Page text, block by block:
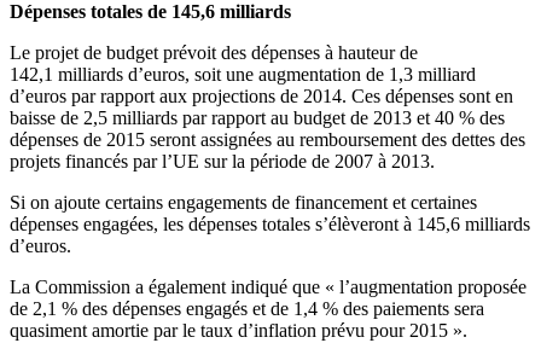
Dépenses totales de 145,6 milliards
Le projet de budget prévoit des dépenses à hauteur de
142,1 milliards d’euros, soit une augmentation de 1,3 milliard
d’euros par rapport aux projections de 2014. Ces dépenses sont en
baisse de 2,5 milliards par rapport au budget de 2013 et 40 % des
dépenses de 2015 seront assignées au remboursement des dettes des
projets financés par l’UE sur la période de 2007 à 2013.
Si on ajoute certains engagements de financement et certaines
dépenses engagées, les dépenses totales s’élèveront à 145,6 milliards
d’euros.
La Commission a également indiqué que « l’augmentation proposée
de 2,1 % des dépenses engagés et de 1,4 % des paiements sera
quasiment amortie par le taux d’inflation prévu pour 2015 ».